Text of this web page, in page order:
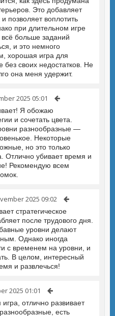
Это добавляет
позволяет воплотить
при длительном игре
всё больше заданий
и это немного
хорошая игра для
без своих недостатков. Не
она меня удержит.
2025 05:01
Я обожаю
и сочетать цвета.
разнообразные —
Некоторые
но это только
Отлично убивает время и
Рекомендую всем
2025 09:02
стратегическое
после трудового дня.
уровни делают
Однако иногда
с временем на уровни, и
В целом, интересный
и развлечься!
2025 01:01
отлично развивает
есть